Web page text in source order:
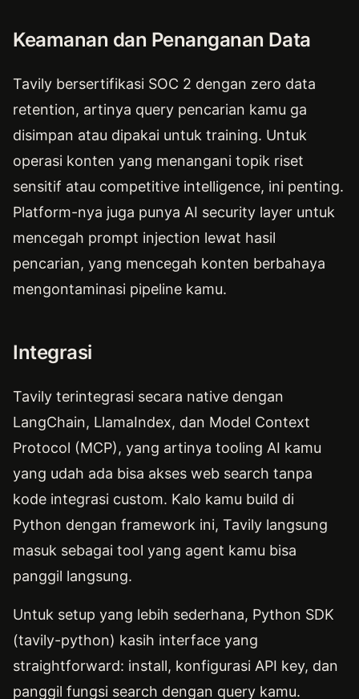
Keamanan dan Penanganan Data
Tavily bersertifikasi SOC 2 dengan zero data
retention, artinya query pencarian kamu ga
disimpan atau dipakai untuk training. Untuk
operasi konten yang menangani topik riset
sensitif atau competitive intelligence, ini penting.
Platform-nya juga punya AI security layer untuk
mencegah prompt injection lewat hasil
pencarian, yang mencegah konten berbahaya
mengontaminasi pipeline kamu.
Integrasi
Tavily terintegrasi secara native dengan
LangChain, LlamaIndex, dan Model Context
Protocol (MCP), yang artinya tooling AI kamu
yang udah ada bisa akses web search tanpa
kode integrasi custom. Kalo kamu build di
Python dengan framework ini, Tavily langsung
masuk sebagai tool yang agent kamu bisa
panggil langsung.
Untuk setup yang lebih sederhana, Python SDK
(tavily-python) kasih interface yang
straightforward: install, konfigurasi API key, dan
panggil fungsi search dengan query kamu.